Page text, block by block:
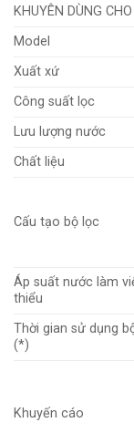
KHUYÊN DÙNG
Model
Xuất xứ
Công suất lọc
Lưu lượng nước
Chất liệu
Cấu tạo bộ lọc
Áp suất nước làm
thiểu
Thời gian sử dụng
(*)
Khuyến cáo